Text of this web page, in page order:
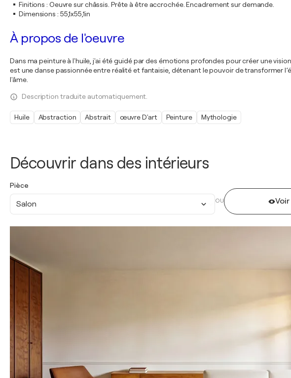
Découvrir dans des intérieurs
Pièce
Salon OU
Finitions : Oeuvre sur châssis. Prête à être accrochée. Encadrement sur demande.
Dimensions : 55,1x55,1in
À propos de l'oeuvre
Dans ma peinture à l'huile, j'ai été guidé par des émotions profondes pour créer une
est une danse passionnée entre réalité et fantaisie, détenant le pouvoir de transformer
l'âme.
Description traduite automatiquement.
Huile Abstraction Abstrait œuvre D'art Peinture Mythologie